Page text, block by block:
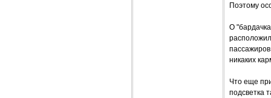
Поэтому
О
никаких
Что еще
подсветка